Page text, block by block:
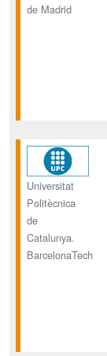
de Madrid
Universitat
Politècnica
de
Catalunya.
BarcelonaTech